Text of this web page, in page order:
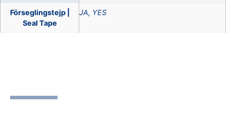
Förseglingstejp |
Seal Tape
JA, YES